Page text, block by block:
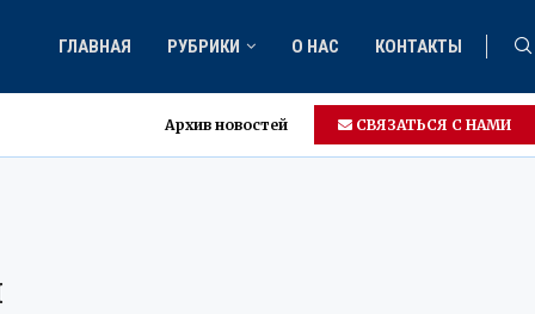
ГЛАВНАЯ РУБРИКИ О НАС КОНТАКТЫ
Архив новостей СВЯЗАТЬСЯ С НАМИ